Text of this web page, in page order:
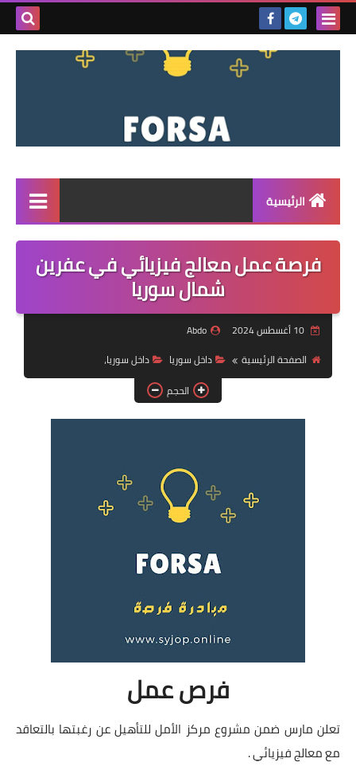
بحث
الرئيسية
القائمة
مناقصات
فرص عمل داخل سوريا
فرص عمل في العراق
فرص عمل في اليمن
دورات تدريبية
فرصة عمل معالج فيزيائي في عفرين
شمال سوريا
10 أغسطس 2024
Abdo
الصفحة الرئيسية
داخل سوريا
داخل سوريا،
الحجم
فرص عمل
تعلن مارس ضمن مشروع مركز الأمل للتأهيل عن رغبتها بالتعاقد
مع معالج فيزيائي .